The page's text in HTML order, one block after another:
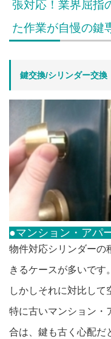
張対応！ 業界屈指
た作業が自慢の鍵
鍵交換/シリンダー交換
●マンション・アパ
物件対応シリンダーの
きるケースが多いです。
しかしそれに対比して
特に古いマンション・
合は、鍵も古く心配だ